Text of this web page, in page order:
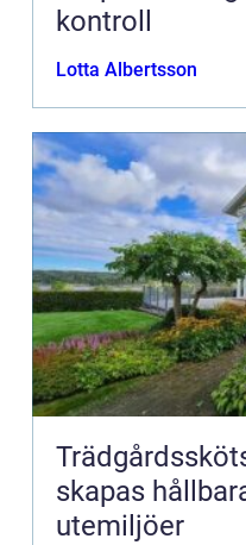
kontroll
Lotta Albertsson
skapas
utemiljöer